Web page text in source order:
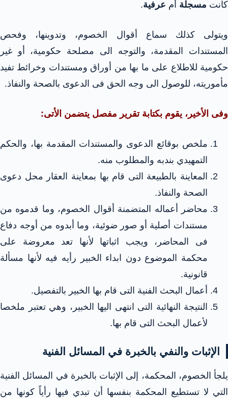
كانت مسجلة أم عرفية.
ويتولى كذلك سماع أقوال الخصوم، وتدوينها، وفحص
المستندات المقدمة، والتوجه الى مصلحة حكومية، أو غير
حكومية للاطلاع على ما بها من أوراق ومستندات وخرائط تفيد
مأموريته، للوصول الى وجه الحق فى الدعوى بالصحة والنفاذ.
وفى الأخير، يقوم بكتابة تقرير مفصل يتضمن الأتى:
ملخص بوقائع الدعوى والمستندات المقدمة بها، والحكم
التمهيدي بندبه والمطلوب منه.
المعاينة بالطبيعة التى قام بها بمعاينة العقار محل دعوى
الصحة والنفاذ.
محاضر أعماله المتضمنة أقوال الخصوم، وما قدموه من
مستندات أصلية أو صور ضوئية، وما أبدوه من أوجه دفاع
فى المحاضر، ويجب اثباتها لأنها تعد معروضة على
محكمة الموضوع دون ابداء الخبير رأيه فيه لأنها مسألة
قانونية.
أعمال البحث الفنية التى قام بها الخبير بالتفصيل.
النتيجة النهائية التى انتهى اليها الخبير، وهي تعتبر ملخصا
لأعمال البحث التى قام بها.
الإثبات والنفي بالخبرة في المسائل الفنية
يلجأ الخصوم، المحكمة، إلى الإثبات بالخبرة في المسائل الفنية
التي لا تستطيع المحكمة بنفسها أن تبدي فيها رأياً كونها من